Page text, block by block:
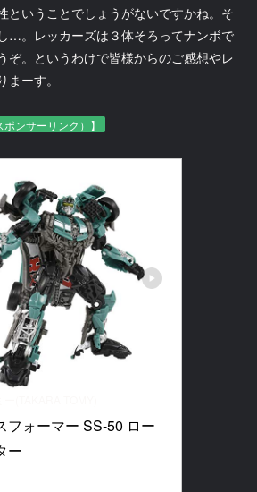
ということでしょうがないですかね。そ
…。レッカーズは３体そろってナンボで
ぞ。というわけで皆様からのご感想やレ
ーす。
ンサーリンク）】
フォーマー SS-50 ロー
ー